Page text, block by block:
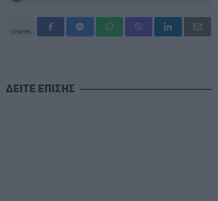
shares
ΔΕΙΤΕ ΕΠΙΣΗΣ